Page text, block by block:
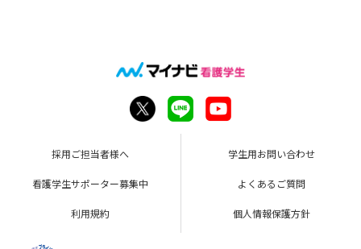
採用ご担当者様へ 学生用お問い合わせ
看護学生サポーター募集中 よくあるご質問
利用規約 個人情報保護方針